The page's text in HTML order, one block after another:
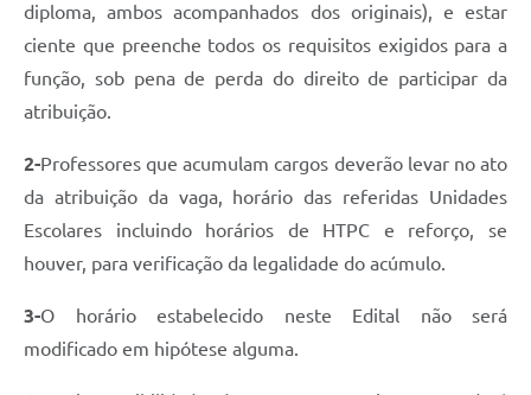
diploma, ambos acompanhados dos originais), e estar
ciente que preenche todos os requisitos exigidos para a
função, sob pena de perda do direito de participar da
atribuição.
2-Professores que acumulam cargos deverão levar no ato
da atribuição da vaga, horário das referidas Unidades
Escolares incluindo horários de HTPC e reforço, se
houver, para verificação da legalidade do acúmulo.
3-O horário estabelecido neste Edital não será
modificado em hipótese alguma.